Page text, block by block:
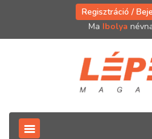
Regisztráció /
Ma Ibolya